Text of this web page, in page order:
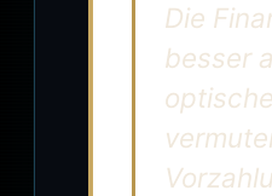
Die
besser